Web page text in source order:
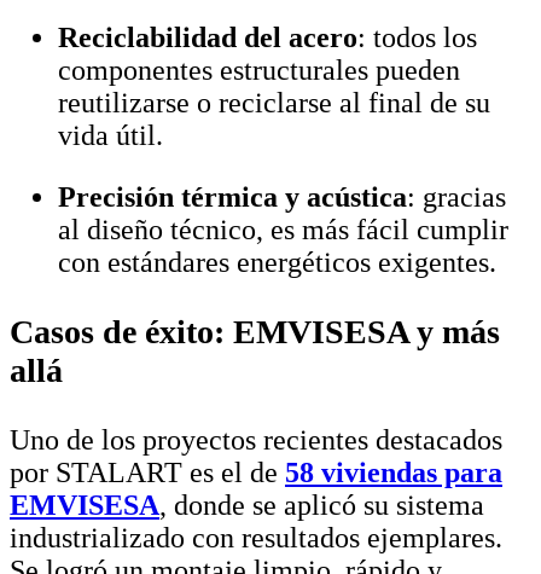
Reciclabilidad del acero: todos los
componentes estructurales pueden
reutilizarse o reciclarse al final de su
vida útil.
Precisión térmica y acústica: gracias
al diseño técnico, es más fácil cumplir
con estándares energéticos exigentes.
Casos de éxito: EMVISESA y más
allá
Uno de los proyectos recientes destacados
por STALART es el de 58 viviendas para
EMVISESA, donde se aplicó su sistema
industrializado con resultados ejemplares.